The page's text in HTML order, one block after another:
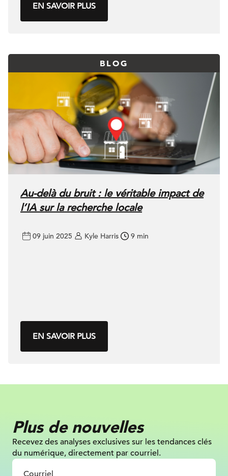
EN SAVOIR PLUS
BLOG
Au-delà du bruit : le véritable impact de
l’IA sur la recherche locale
09 juin 2025 Kyle Harris 9 min
EN SAVOIR PLUS
Plus de nouvelles
Recevez des analyses exclusives sur les tendances clés
du numérique, directement par courriel.